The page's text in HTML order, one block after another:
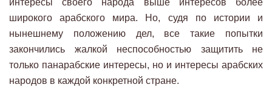
интересы своего народа выше интересов более
широкого арабского мира. Но, судя по истории и
нынешнему положению дел, все такие попытки
закончились жалкой неспособностью защитить не
только панарабские интересы, но и интересы арабских
народов в каждой конкретной стране.